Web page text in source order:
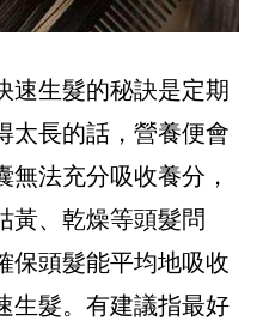
速生髮的秘訣是定期
太長的話，營養便會
法充分吸收養分，
黃、乾燥等頭髮問
保頭髮能平均地吸收
生髮。有建議指最好